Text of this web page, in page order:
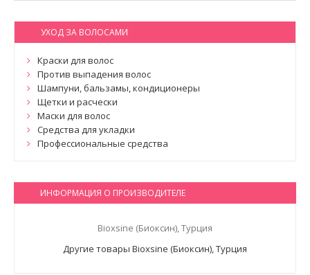
УХОД ЗА ВОЛОСАМИ
Краски для волос
Против выпадения волос
Шампуни, бальзамы, кондиционеры
Щетки и расчески
Маски для волос
Средства для укладки
Профессиональные средства
ИНФОРМАЦИЯ О ПРОИЗВОДИТЕЛЕ
Bioxsine (Биоксин), Турция
Другие товары Bioxsine (Биоксин), Турция